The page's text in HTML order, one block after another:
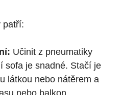
patří:
Učinit z pneumatiky
sofa je snadné. Stačí je
látkou nebo nátěrem a